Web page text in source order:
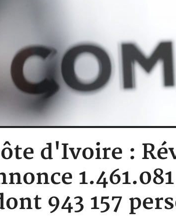
d'Ivoire :
943 157